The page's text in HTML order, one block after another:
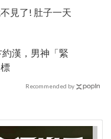
見了! 肚子一天
漢，男神「緊
Recommended by